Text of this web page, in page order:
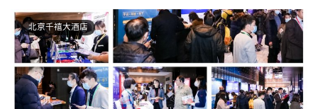
经理、薪酬福利、招聘培训、HRSSC负责人等对前沿新知有强烈意
愿的管理者 报名：http://hrnext.cn/ropfV4 本次论坛名额限制，仅限
企业HR免费参加，非企业HR将需购买门票且数量有限。 参加2022
员工体验论坛前，你有几个事情可以提前熟悉： · 马上参与2022员
工体验指数测试：http://in.exinstitute.cn/ （参会前需完成测试） · 参
加员工体验大奖评选：https://www.hrtechchina.com/53989.html · 下载
员工体验旅程图：https://www.hrtechchina.com/45502.html 不断更新
流分享的人与人见面的氛围。 不同于线上，更加拉近距离，面对
面，话未来，交朋友，看产品，聊方案。 北京·2022中国人力资源科
技年度盛典 时间：9月7日 周三 9:00-17:00 地点：北京千禧大酒店
（东三环中路7号） 形式：盛典主论坛+员工体验中国论坛+招聘创
新论坛+展览展示+互动研讨+专题私享会等 适合参会人群：企业HR
领导者，负责人、HRSSC\HRIT相关同仁、HR各模块负责人等 报
名：http://hrnext.cn/5iWrZ 2022全新的数字化参会体验 （根据情况
北京千禧大酒店